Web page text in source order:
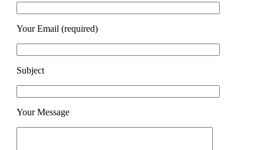
Your Email (required)
Subject
Your Message